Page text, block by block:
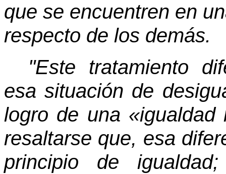
que se encuentren en
respecto de los demás.
"Este tratamiento
esa situación de
logro de una
resaltarse que, esa
principio de